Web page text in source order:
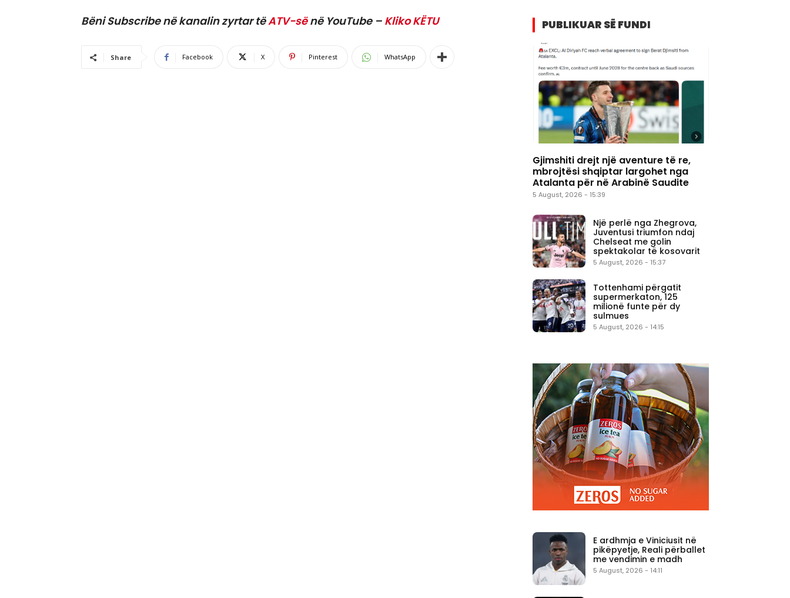
Bëni Subscribe në kanalin zyrtar tëATV-sënë YouTube – Kliko KËTU
Share Facebook X Pinterest WhatsApp
PUBLIKUAR SË FUNDI
Gjimshiti drejt një aventure të re,
mbrojtësi shqiptar largohet nga
Atalanta për në Arabinë Saudite
5 August, 2026 - 15:39
Një perlë nga Zhegrova,
Juventusi triumfon ndaj
Chelseat me golin
spektakolar të kosovarit
5 August, 2026 - 15:37
Tottenhami përgatit
supermerkaton, 125
milionë funte për dy
sulmues
5 August, 2026 - 14:15
E ardhmja e Viniciusit në
pikëpyetje, Reali përballet
me vendimin e madh
5 August, 2026 - 14:11